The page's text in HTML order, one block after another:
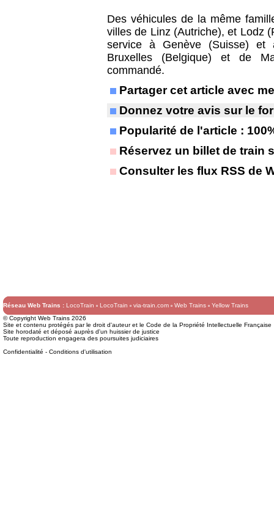
Des véhicules de la même
villes de Linz (Autriche), et Lodz
service à Genève (Suisse) et
Bruxelles (Belgique) et de
commandé.
Partager cet article avec
Donnez votre avis sur le
Popularité de l'article :
Réservez un billet de train
Consulter les flux RSS de
Réseau Web Trains : LocoTrain LocoTrain via-train.com Web Trains
Yellow Trains
© Copyright Web Trains 2026
Site et contenu protégés par le droit d'auteur et le Code de la Propriété Intellectuelle Française
Site horodaté et déposé auprès d'un huissier de justice
Toute reproduction engagera des poursuites judiciaires
Confidentialité - Conditions d'utilisation